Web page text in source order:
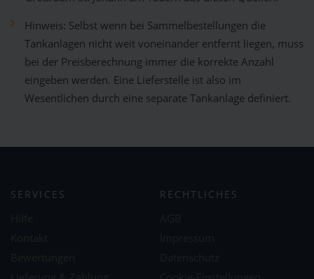
Hinweis: Selbst wenn bei Sammelbestellungen die
Tankanlagen nicht weit voneinander entfernt liegen, muss
bei der Preisberechnung immer die korrekte Anzahl
eingeben werden. Eine Lieferstelle ist also im
Wesentlichen durch eine separate Tankanlage definiert.
SERVICES RECHTLICHES